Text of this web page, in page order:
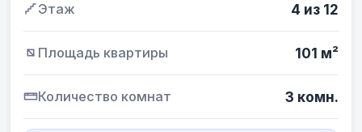
Этаж 4 из 12
Площадь квартиры 101 м²
Количество комнат 3 комн.